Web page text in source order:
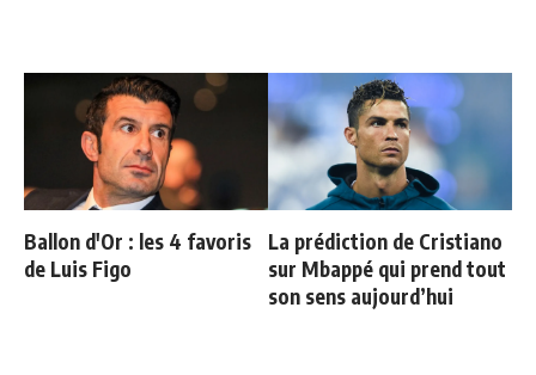
Ballon d'Or : les 4 favoris
de Luis Figo
La prédiction de Cristiano
sur Mbappé qui prend tout
son sens aujourd’hui